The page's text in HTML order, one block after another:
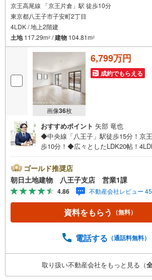
京王高尾線 「京王片倉」駅 徒歩10分
東京都八王子市子安町2丁目
4LDK / 地上2階建
土地117.29m2 /建物 104.81m2
画像36枚
6,799万円
成約でもらえる
おすすめポイント 矢部 竜也
◆中央線「八王子」駅徒歩15分！京
歩10分！◆広々としたLDK20帖！
H水準省エネ住宅！※バザール会場に
キッズスペースをご用意しておりま
れでも、安心してご来場ください！資
のご相談などお気軽にお問合せくださ
お客様がご覧になったことのない情
ります。インターネット、チラシな
担当営業へご希望をお伝えください
ど、ご相談ください。ご希望があれ
希望に合わせた物件などもご案内を
探しは朝日土地建物（株）八王子店
ゴールド推奨店
朝日土地建物 八王子支店 営業1課
4.86 不動産会社レビュー
資料をもらう （無料）
電話する （通話料無料）
取り扱い不動産会社をもっと見る（